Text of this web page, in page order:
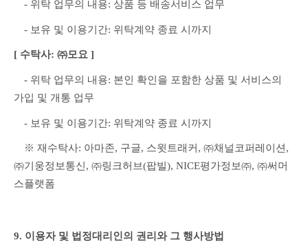
- 위탁 업무의 내용: 상품 등 배송서비스 업무
- 보유 및 이용기간: 위탁계약 종료 시까지
[ 수탁사: ㈜모요 ]
- 위탁 업무의 내용: 본인 확인을 포함한 상품 및 서비스의
가입 및 개통 업무
- 보유 및 이용기간: 위탁계약 종료 시까지
※ 재수탁사: 아마존, 구글, 스윗트래커, ㈜채널코퍼레이션,
㈜기웅정보통신, ㈜링크허브(팝빌), NICE평가정보㈜, ㈜써머
스플랫폼
9. 이용자 및 법정대리인의 권리와 그 행사방법